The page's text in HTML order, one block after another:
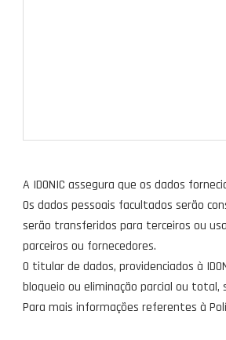
A IDONIC assegura que os dados
Os dados pessoais facultados serão
serão transferidos para terceiros ou
parceiros ou fornecedores.
O titular de dados, providenciados à
bloqueio ou eliminação parcial ou
Para mais informações referentes à